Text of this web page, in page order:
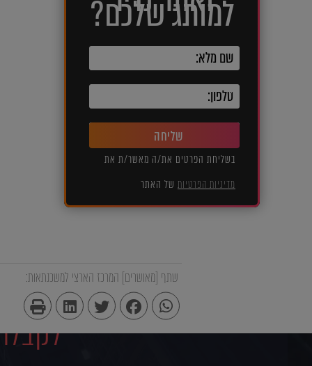
למותג שלכם?
שליחה
בשליחת הפרטים את/ה מאשר/ת את
מדיניות הפרטיות של האתר
שתף [מאושרים] המרכז הארצי למשכנתאות: